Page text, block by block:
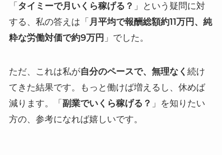
「 タイミーで月いくら稼げる？ 」という疑問に対
する、私の答えは「 月平均で報酬総額約11万円、純
粋な労働対価で約9万円 」でした。
ただ、これは私が自分のペースで、無理なく 続け
てきた結果です。もっと働けば増えるし、休めば
減ります。「 副業でいくら稼げる？ 」を知りたい
方の、参考になれば嬉しいです。